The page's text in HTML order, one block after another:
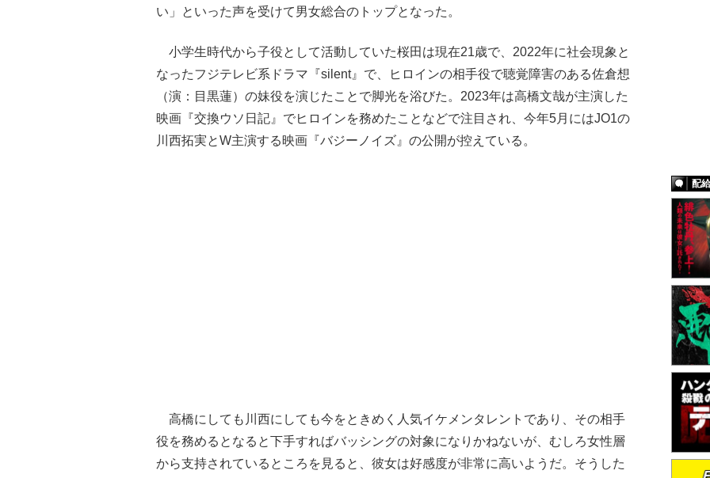
い」といった声を受けて男女総合のトップとなった。
小学生時代から子役として活動していた桜田は現在21歳で、2022年に社会現象と
なったフジテレビ系ドラマ『silent』で、ヒロインの相手役で聴覚障害のある佐倉想
（演：目黒蓮）の妹役を演じたことで脚光を浴びた。2023年は高橋文哉が主演した
映画『交換ウソ日記』でヒロインを務めたことなどで注目され、今年5月にはJO1の
川西拓実とW主演する映画『バジーノイズ』の公開が控えている。
高橋にしても川西にしても今をときめく人気イケメンタレントであり、その相手
役を務めるとなると下手すればバッシングの対象になりかねないが、むしろ女性層
から支持されているところを見ると、彼女は好感度が非常に高いようだ。そうした
配